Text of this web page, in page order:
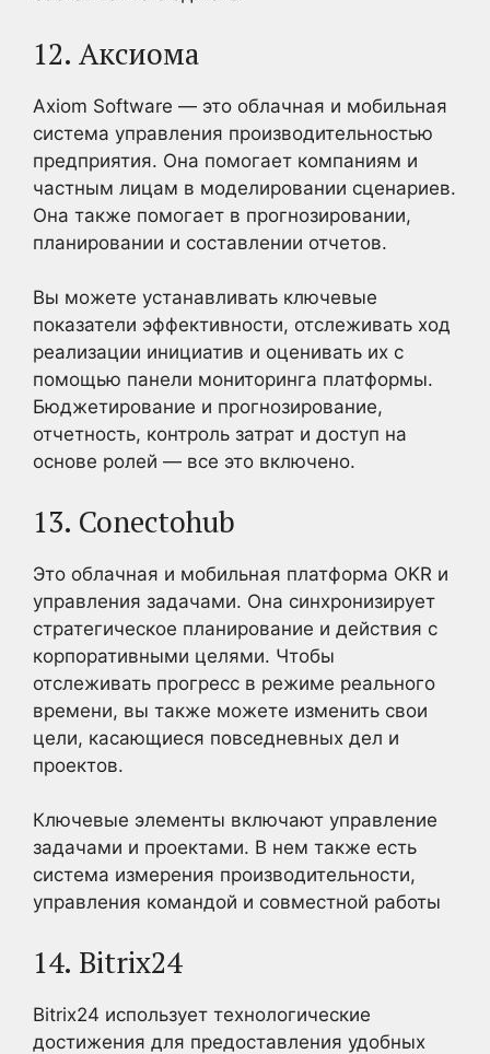
12. Аксиома
Axiom Software — это облачная и мобильная
система управления производительностью
предприятия. Она помогает компаниям и
частным лицам в моделировании сценариев.
Она также помогает в прогнозировании,
планировании и составлении отчетов.
Вы можете устанавливать ключевые
показатели эффективности, отслеживать ход
реализации инициатив и оценивать их с
помощью панели мониторинга платформы.
Бюджетирование и прогнозирование,
отчетность, контроль затрат и доступ на
основе ролей — все это включено.
13. Conectohub
Это облачная и мобильная платформа OKR и
управления задачами. Она синхронизирует
стратегическое планирование и действия с
корпоративными целями. Чтобы
отслеживать прогресс в режиме реального
времени, вы также можете изменить свои
цели, касающиеся повседневных дел и
проектов.
Ключевые элементы включают управление
задачами и проектами. В нем также есть
система измерения производительности,
управления командой и совместной работы
14. Bitrix24
Bitrix24 использует технологические
достижения для предоставления удобных